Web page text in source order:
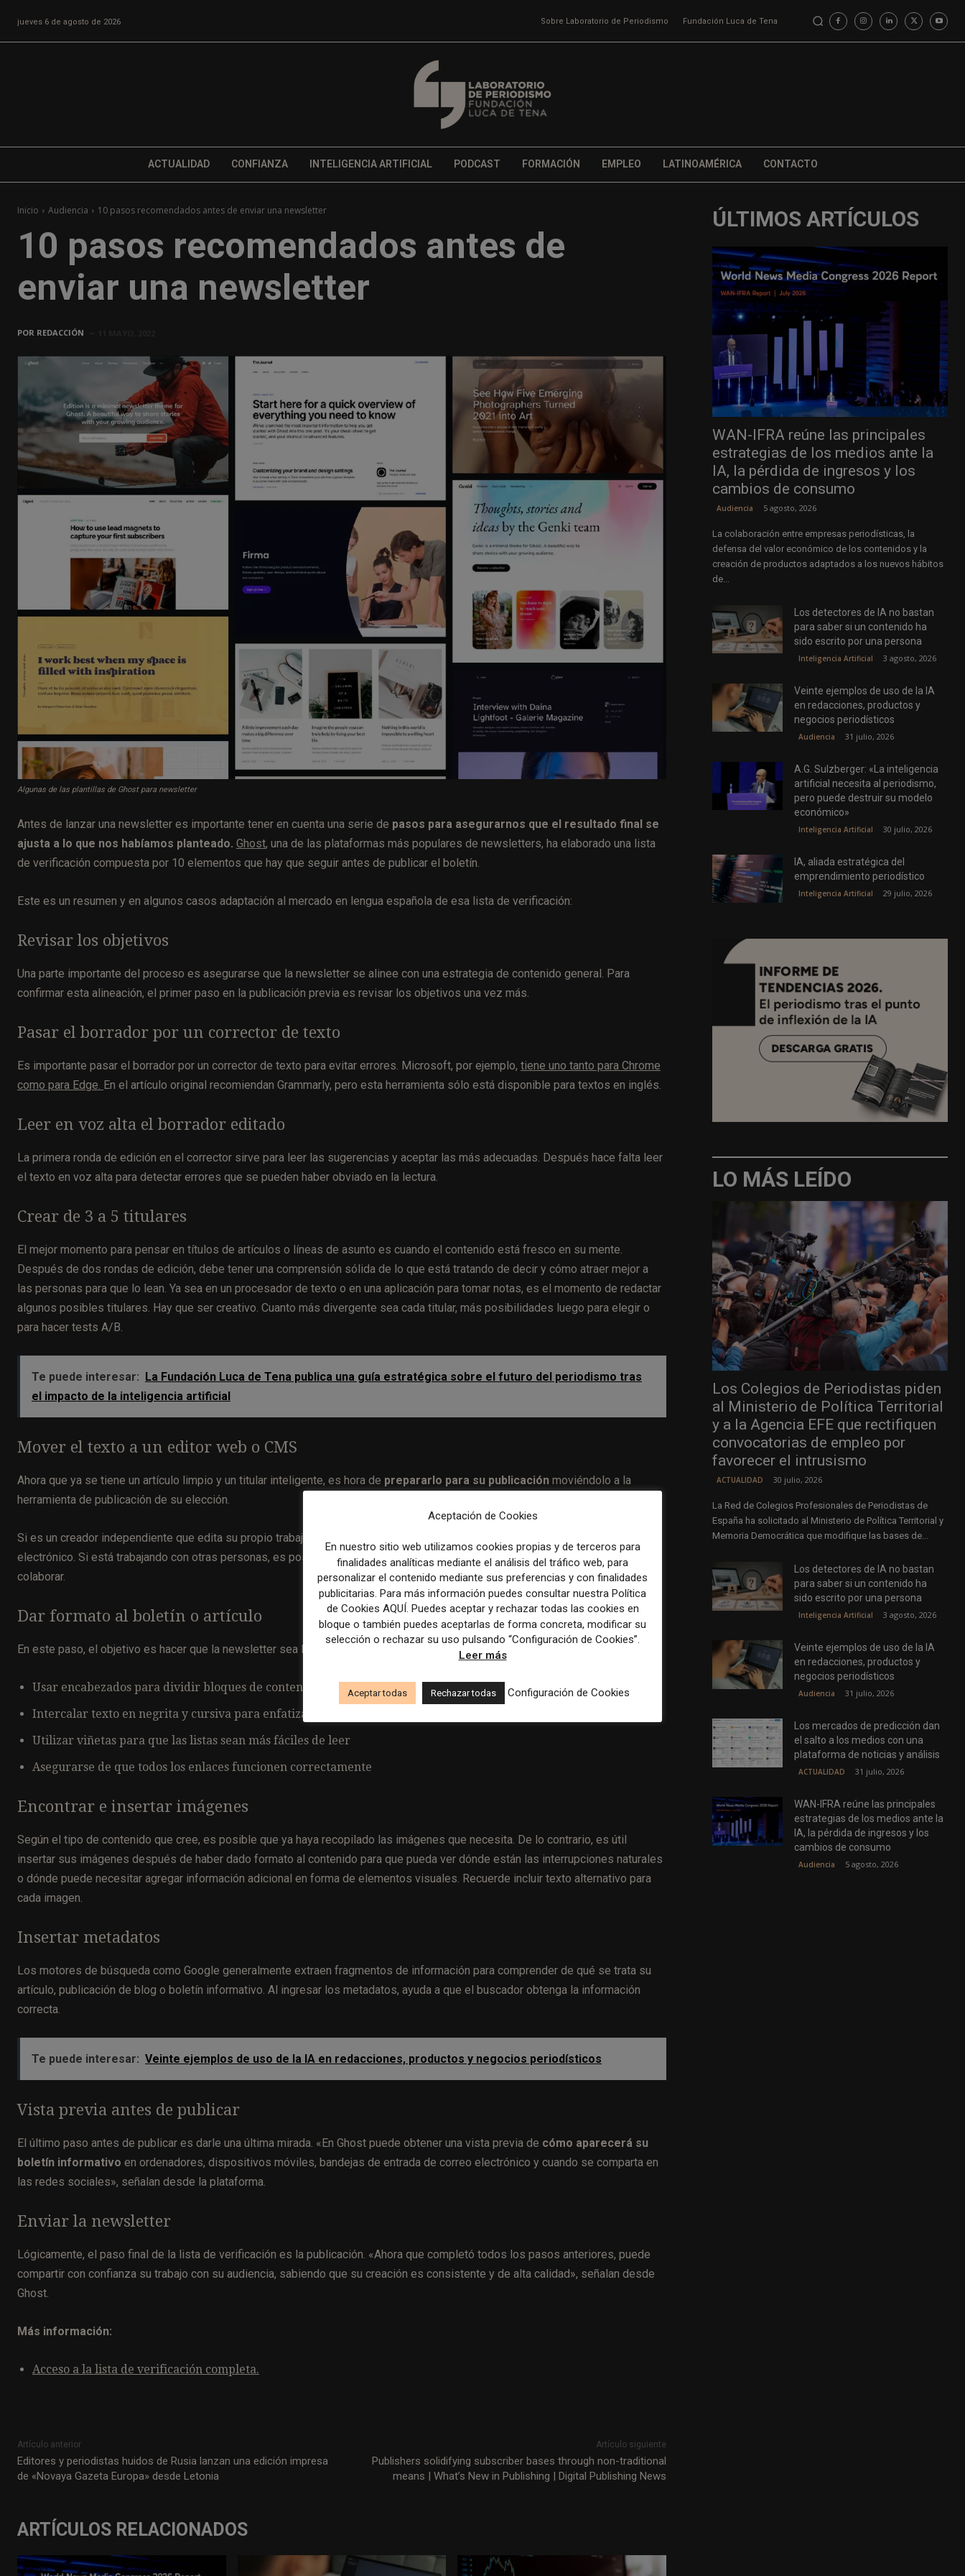
jueves 6 de agosto de 2026 Sobre Laboratorio de Periodismo Fundación Luca de Tena
ACTUALIDAD CONFIANZA INTELIGENCIA ARTIFICIAL PODCAST FORMACIÓN EMPLEO LATINOAMÉRICA CONTACTO
Inicio Audiencia 10 pasos recomendados antes de enviar una newsletter
10 pasos recomendados antes de
enviar una newsletter
POR REDACCIÓN
Algunas de las plantillas de Ghost para newsletter
Antes de lanzar una newsletter es importante tener en cuenta una serie de pasos para asegurarnos que el resultado final se
ajusta a lo que nos habíamos planteado. Ghost, una de las plataformas más populares de newsletters, ha elaborado una lista
de verificación compuesta por 10 elementos que hay que seguir antes de publicar el boletín.
Este es un resumen y en algunos casos adaptación al mercado en lengua española de esa lista de verificación:
Revisar los objetivos
Una parte importante del proceso es asegurarse que la newsletter se alinee con una estrategia de contenido general. Para
confirmar esta alineación, el primer paso en la publicación previa es revisar los objetivos una vez más.
Pasar el borrador por un corrector de texto
Es importante pasar el borrador por un corrector de texto para evitar errores. Microsoft, por ejemplo, tiene uno tanto para Chrome
como para Edge. En el artículo original recomiendan Grammarly, pero esta herramienta sólo está disponible para textos en inglés.
Leer en voz alta el borrador editado
La primera ronda de edición en el corrector sirve para leer las sugerencias y aceptar las más adecuadas. Después hace falta leer
el texto en voz alta para detectar errores que se pueden haber obviado en la lectura.
Crear de 3 a 5 titulares
El mejor momento para pensar en títulos de artículos o líneas de asunto es cuando el contenido está fresco en su mente.
Después de dos rondas de edición, debe tener una comprensión sólida de lo que está tratando de decir y cómo atraer mejor a
las personas para que lo lean. Ya sea en un procesador de texto o en una aplicación para tomar notas, es el momento de redactar
algunos posibles titulares. Hay que ser creativo. Cuanto más divergente sea cada titular, más posibilidades luego para elegir o
para hacer tests A/B.
Te puede interesar: La Fundación Luca de Tena publica una guía estratégica sobre el futuro del periodismo tras
el impacto de la inteligencia artificial
Mover el texto a un editor web o CMS
Ahora que ya se tiene un artículo limpio y un titular inteligente, es hora de prepararlo para su publicación moviéndolo a la
herramienta de publicación de su elección.
Si es un creador independiente que edita su propio trabajo, puede escribir directamente en su CMS o herramienta de correo
electrónico. Si está trabajando con otras personas, es posible que deba utilizar herramientas comoNotion o Google Docs para
colaborar.
Dar formato al boletín o artículo
En este paso, el objetivo es hacer que la newsletter sea lo más legible posible. Aquí hay algunos consejos útiles:
Usar encabezados para dividir bloques de contenido
Intercalar texto en negrita y cursiva para enfatizar puntos importantes
Utilizar viñetas para que las listas sean más fáciles de leer
Asegurarse de que todos los enlaces funcionen correctamente
Encontrar e insertar imágenes
Según el tipo de contenido que cree, es posible que ya haya recopilado las imágenes que necesita. De lo contrario, es útil
insertar sus imágenes después de haber dado formato al contenido para que pueda ver dónde están las interrupciones naturales
o dónde puede necesitar agregar información adicional en forma de elementos visuales. Recuerde incluir texto alternativo para
cada imagen.
Insertar metadatos
Los motores de búsqueda como Google generalmente extraen fragmentos de información para comprender de qué se trata su
artículo, publicación de blog o boletín informativo. Al ingresar los metadatos, ayuda a que el buscador obtenga la información
correcta.
Te puede interesar: Veinte ejemplos de uso de la IA en redacciones, productos y negocios periodísticos
Vista previa antes de publicar
El último paso antes de publicar es darle una última mirada. «En Ghost puede obtener una vista previa de cómo aparecerá su
boletín informativo en ordenadores, dispositivos móviles, bandejas de entrada de correo electrónico y cuando se comparta en
las redes sociales», señalan desde la plataforma.
Enviar la newsletter
Lógicamente, el paso final de la lista de verificación es la publicación. «Ahora que completó todos los pasos anteriores, puede
compartir con confianza su trabajo con su audiencia, sabiendo que su creación es consistente y de alta calidad», señalan desde
Ghost.
Más información:
Acceso a la lista de verificación completa.
Artículo anterior
Editores y periodistas huidos de Rusia lanzan una edición impresa
de «Novaya Gazeta Europa» desde Letonia
Artículo siguiente
Publishers solidifying subscriber bases through non-traditional
means | What’s New in Publishing | Digital Publishing News
ARTÍCULOS RELACIONADOS
ÚLTIMOS ARTÍCULOS
WAN-IFRA reúne las principales
estrategias de los medios ante la
IA, la pérdida de ingresos y los
cambios de consumo
Audiencia 5 agosto, 2026
La colaboración entre empresas periodísticas, la
defensa del valor económico de los contenidos y la
creación de productos adaptados a los nuevos hábitos
de...
Los detectores de IA no bastan
para saber si un contenido ha
sido escrito por una persona
Inteligencia Artificial 3 agosto, 2026
Veinte ejemplos de uso de la IA
en redacciones, productos y
negocios periodísticos
Audiencia 31 julio, 2026
A.G. Sulzberger: «La inteligencia
artificial necesita al periodismo,
pero puede destruir su modelo
económico»
Inteligencia Artificial 30 julio, 2026
IA, aliada estratégica del
emprendimiento periodístico
Inteligencia Artificial 29 julio, 2026
LO MÁS LEÍDO
Los Colegios de Periodistas piden
al Ministerio de Política Territorial
y a la Agencia EFE que rectifiquen
convocatorias de empleo por
favorecer el intrusismo
ACTUALIDAD 30 julio, 2026
La Red de Colegios Profesionales de Periodistas de
España ha solicitado al Ministerio de Política Territorial y
Memoria Democrática que modifique las bases de...
Los detectores de IA no bastan
para saber si un contenido ha
sido escrito por una persona
Inteligencia Artificial 3 agosto, 2026
Veinte ejemplos de uso de la IA
en redacciones, productos y
negocios periodísticos
Audiencia 31 julio, 2026
Los mercados de predicción dan
el salto a los medios con una
plataforma de noticias y análisis
ACTUALIDAD 31 julio, 2026
WAN-IFRA reúne las principales
estrategias de los medios ante la
IA, la pérdida de ingresos y los
cambios de consumo
Audiencia 5 agosto, 2026
Aceptación de Cookies
En nuestro sitio web utilizamos cookies propias y de terceros para
finalidades analíticas mediante el análisis del tráfico web, para
personalizar el contenido mediante sus preferencias y con finalidades
publicitarias. Para más información puedes consultar nuestra Política
de Cookies AQUÍ. Puedes aceptar y rechazar todas las cookies en
bloque o también puedes aceptarlas de forma concreta, modificar su
selección o rechazar su uso pulsando “Configuración de Cookies”.
Leer más
Aceptar todas Rechazar todas Configuración de Cookies